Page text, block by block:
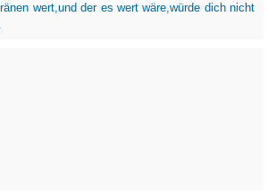
wert,und der es wert wäre,würde dich nicht